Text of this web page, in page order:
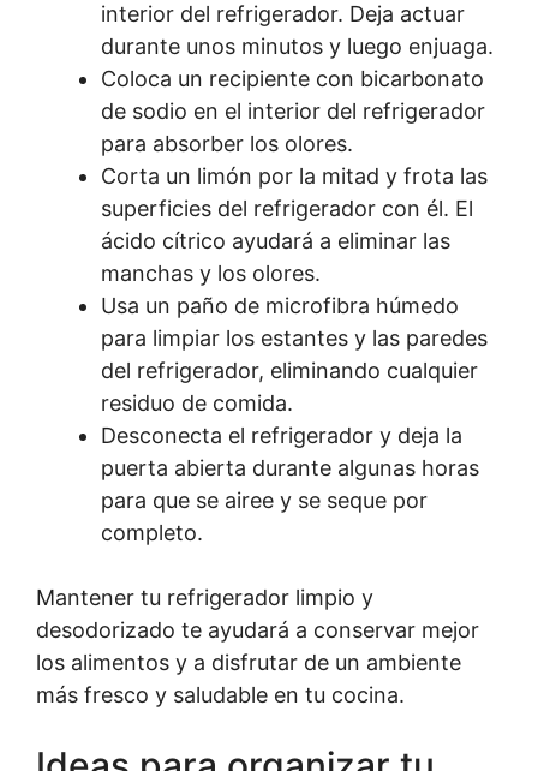
interior del refrigerador. Deja actuar
durante unos minutos y luego enjuaga.
Coloca un recipiente con bicarbonato
de sodio en el interior del refrigerador
para absorber los olores.
Corta un limón por la mitad y frota las
superficies del refrigerador con él. El
ácido cítrico ayudará a eliminar las
manchas y los olores.
Usa un paño de microfibra húmedo
para limpiar los estantes y las paredes
del refrigerador, eliminando cualquier
residuo de comida.
Desconecta el refrigerador y deja la
puerta abierta durante algunas horas
para que se airee y se seque por
completo.
Mantener tu refrigerador limpio y
desodorizado te ayudará a conservar mejor
los alimentos y a disfrutar de un ambiente
más fresco y saludable en tu cocina.